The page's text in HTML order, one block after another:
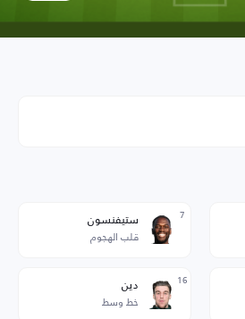
7 ستيفنسون
قلب الهجوم
16 دين
خط وسط